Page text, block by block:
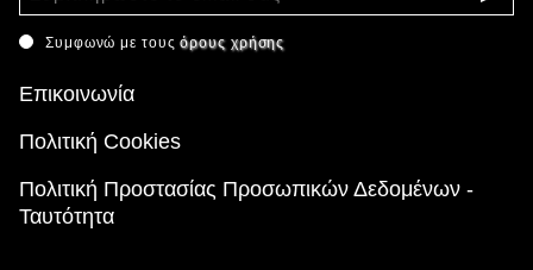
Συμφωνώ με τουςόρους χρήσης
Επικοινωνία
Πολιτική Cookies
Πολιτική Προστασίας Προσωπικών Δεδομένων -
Ταυτότητα